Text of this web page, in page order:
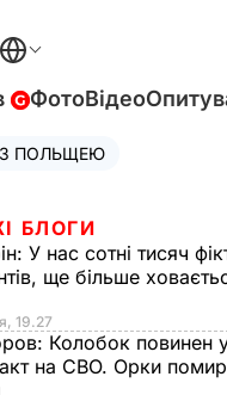
ФотоВідео
ПОЛЬЩЕЮ
БЛОГИ
У нас сотні тисяч
ще більше
19.27
Колобок повинен
на СВО. Орки